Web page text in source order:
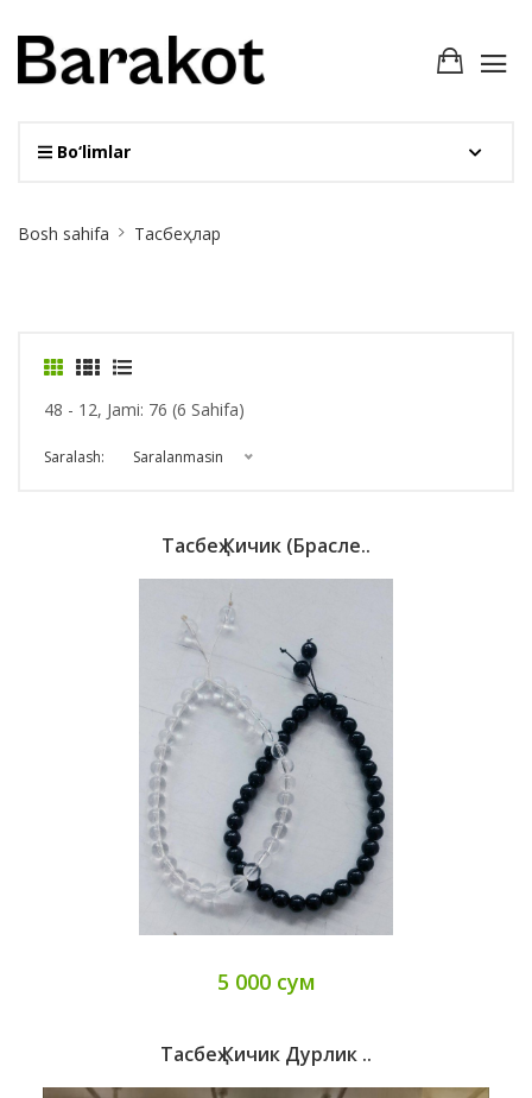
Bo‘limlar
Breadcrumb
Bosh sahifa Тасбеҳлар
48 - 12, Jami: 76 (6 Sahifa)
Saralash: Saralanmasin
Тасбеҳ Кичик (брасле..
5 000 сум
Тасбеҳ Кичик Дурлик ..